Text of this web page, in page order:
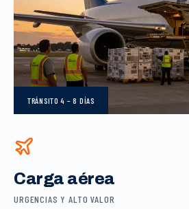
TRÁNSITO4 – 8 DÍAS
Carga aérea
URGENCIAS Y ALTO VALOR